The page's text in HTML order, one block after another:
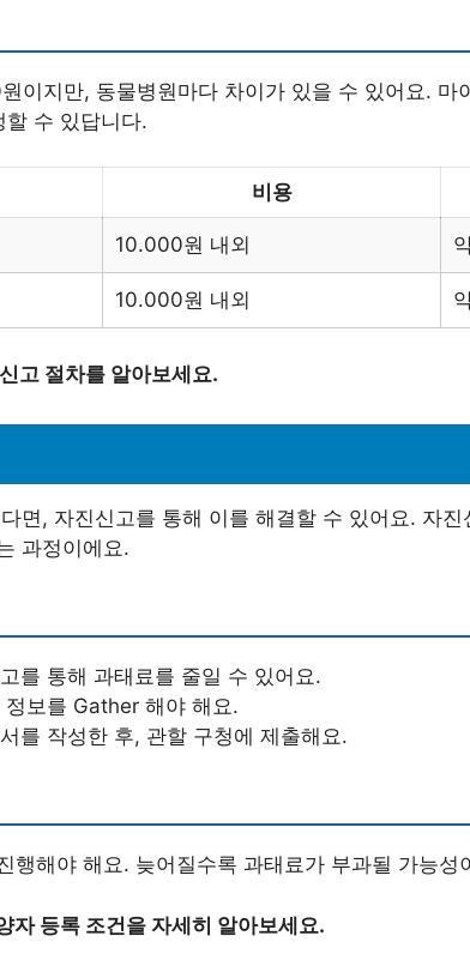
이지만, 동물병원마다 차이가 있을 수 있어요. 마
수 있답니다.
비용
10.000원 내외
10.000원 내외
고 절차를 알아보세요.
면, 자진신고를 통해 이를 해결할 수 있어요. 자진
과정이에요.
를 통해 과태료를 줄일 수 있어요.
정보를 Gather 해야 해요.
를 작성한 후, 관할 구청에 제출해요.
행해야 해요. 늦어질수록 과태료가 부과될 가능성
자 등록 조건을 자세히 알아보세요.